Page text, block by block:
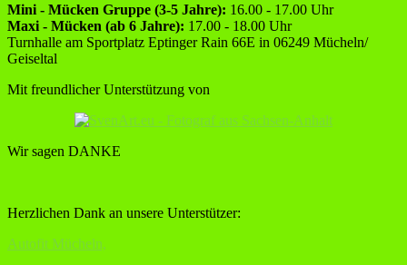
Mini - Mücken Gruppe (3-5 Jahre): 16.00 - 17.00 Uhr
Maxi - Mücken (ab 6 Jahre): 17.00 - 18.00 Uhr
Turnhalle am Sportplatz Eptinger Rain 66E in 06249 Mücheln/
Geiseltal
Mit freundlicher Unterstützung von
Wir sagen DANKE
Herzlichen Dank an unsere Unterstützer:
Autofit Mücheln,